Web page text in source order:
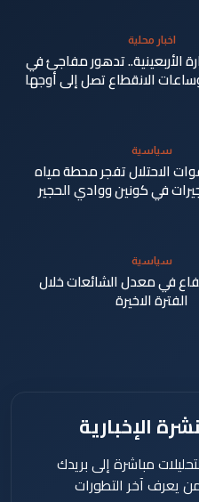
اخبار محلية
الأربعينية.. تدهور مفاجئ في
الانقطاع تصل إلى أوجها
سياسية
الاحتلال تفجر محطة مياه
في كونين ووادي الحجير
سياسية
في معدل الشائعات خلال
الفترة الاخيرة
الإخبارية
مباشرة إلى بريدك
يعرف آخر التطورات